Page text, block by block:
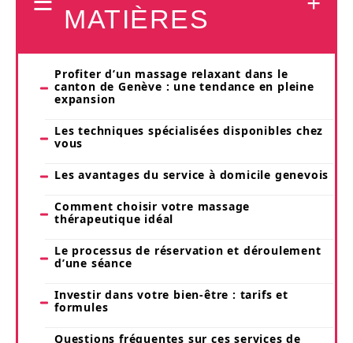
MATIÈRES
Profiter d’un massage relaxant dans le
canton de Genève : une tendance en pleine
expansion
Les techniques spécialisées disponibles chez
vous
Les avantages du service à domicile genevois
Comment choisir votre massage
thérapeutique idéal
Le processus de réservation et déroulement
d’une séance
Investir dans votre bien-être : tarifs et
formules
Questions fréquentes sur ces services de